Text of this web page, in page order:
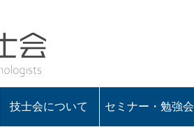
技士会について セミナー・勉強会